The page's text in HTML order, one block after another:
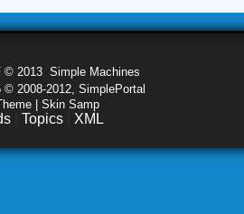
© 2013 Simple Machines
2008-2012, SimplePortal
| Skin Samp
Topics XML